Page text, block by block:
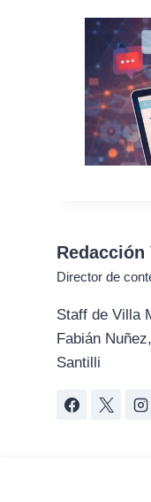
Director de
Staff de Villa
Fabián
Santilli